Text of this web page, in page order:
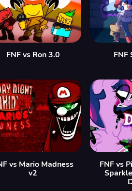
FNF vs Ron 3.0 FNF
vs Mario Madness
v2
FNF vs